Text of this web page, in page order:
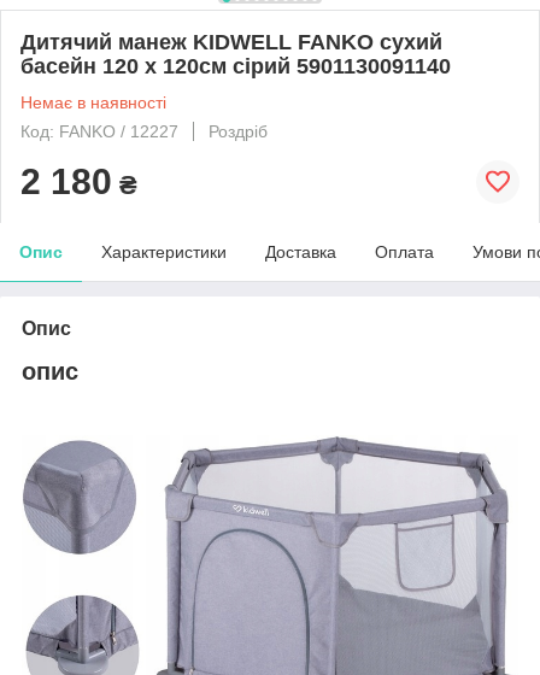
Дитячий манеж KIDWELL FANKO сухий
басейн 120 х 120см сірий 5901130091140
Немає в наявності
Код: FANKO / 12227
Роздріб
2 180 ₴
Опис Характеристики Доставка Оплата Умови
Опис
опис